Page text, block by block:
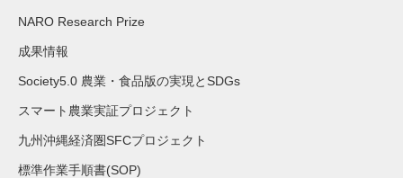
NARO Research Prize
成果情報
Society5.0 農業・食品版の実現とSDGs
スマート農業実証プロジェクト
九州沖縄経済圏SFCプロジェクト
標準作業手順書(SOP)